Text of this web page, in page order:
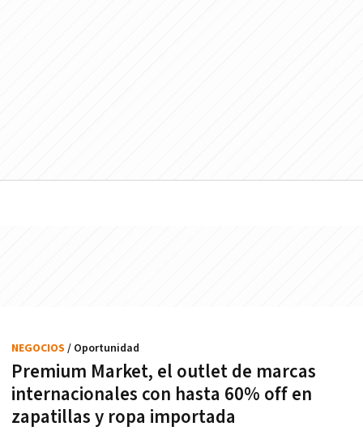
Premium Market, el outlet de marcas
internacionales con hasta 60% off en
zapatillas y ropa importada
NEGOCIOS / Oportunidad